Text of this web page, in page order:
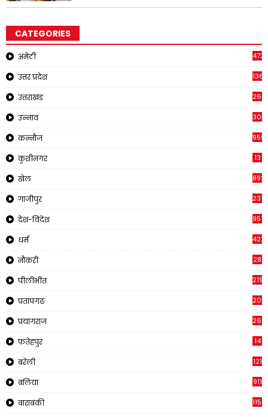
CATEGORIES
अमेठी 4721
उत्तर प्रदेश 1368
उत्तराखंड
उन्नाव 308
कन्नौज 959
कुशीनगर 13
खेल 892
गाजीपुर 237
देश-विदेश 957
धर्म 422
नौकरी 28
पीलीभीत 2195
प्रतापगढ
प्रयागराज 269
फतेहपुर 14
बरेली 121
बलिया 911
बाराबंकी 1150